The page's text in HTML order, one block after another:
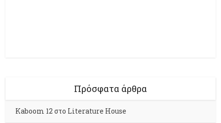
Πρόσφατα άρθρα
Kaboom 12 στο Literature House